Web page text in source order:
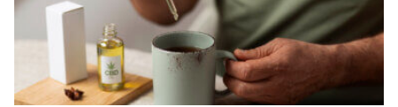
salud/rehabilitacion/higiene-postural-columna
Dolor de espalda.
Mayo Clinic. [En línea] Disponible
https://www.mayoclinic.org/es-es/diseases-
conditions/back-pain/symptoms-causes/syc-20369906